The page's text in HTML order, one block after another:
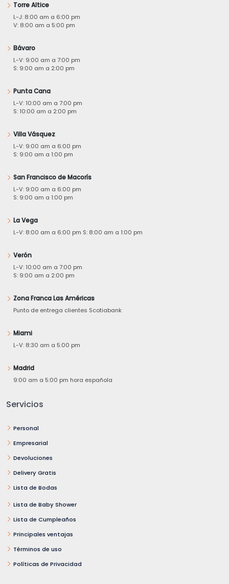
Torre Altice
L-J: 8:00 am a 6:00 pm
V: 8:00 am a 5:00 pm
Bávaro
L-V: 9:00 am a 7:00 pm
S: 9:00 am a 2:00 pm
Punta Cana
L-V: 10:00 am a 7:00 pm
S: 10:00 am a 2:00 pm
Villa Vásquez
L-V: 9:00 am a 6:00 pm
S: 9:00 am a 1:00 pm
San Francisco de Macorís
L-V: 9:00 am a 6:00 pm
S: 9:00 am a 1:00 pm
La Vega
L-V: 8:00 am a 6:00 pm S: 8:00 am a 1:00 pm
Verón
L-V: 10:00 am a 7:00 pm
S: 9:00 am a 2:00 pm
Zona Franca Las Américas
Punto de entrega clientes Scotiabank
Miami
L-V: 8:30 am a 5:00 pm
Madrid
9:00 am a 5:00 pm hora española
Servicios
Personal
Empresarial
Devoluciones
Delivery Gratis
Lista de Bodas
Lista de Baby Shower
Lista de Cumpleaños
Principales ventajas
Términos de uso
Políticas de Privacidad